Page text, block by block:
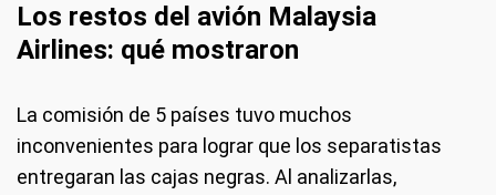
Los restos del avión Malaysia
Airlines: qué mostraron
La comisión de 5 países tuvo muchos
inconvenientes para lograr que los separatistas
entregaran las cajas negras. Al analizarlas,